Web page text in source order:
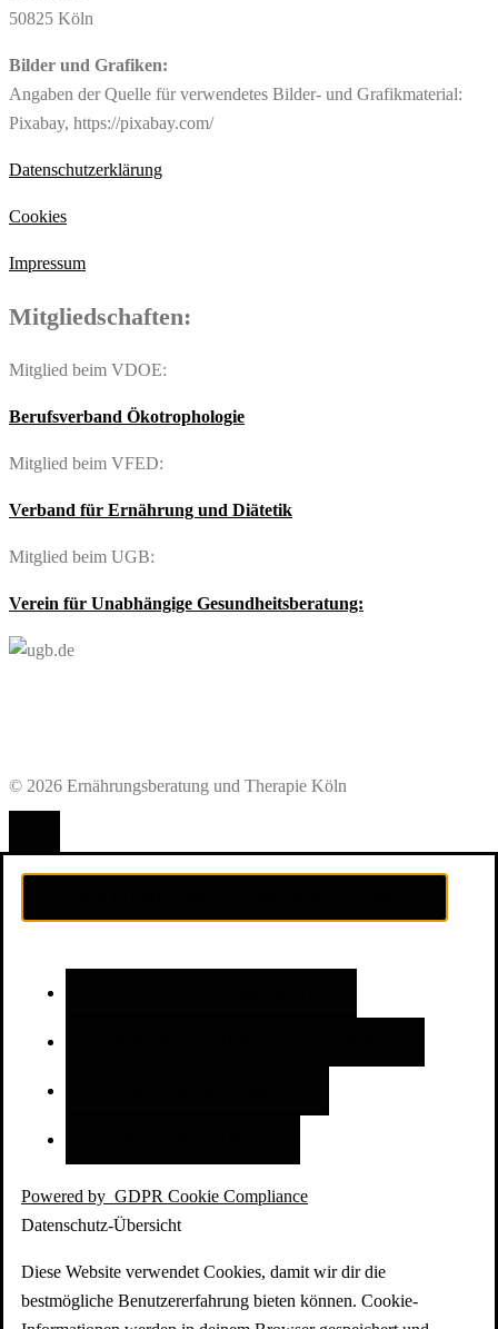
50825 Köln
Bilder und Grafiken:
Angaben der Quelle für verwendetes Bilder- und Grafikmaterial:
Pixabay, https://pixabay.com/
Datenschutzerklärung
Cookies
Impressum
Mitgliedschaften:
Mitglied beim VDOE:
Berufsverband Ökotrophologie
Mitglied beim VFED:
Verband für Ernährung und Diätetik
Mitglied beim UGB:
Verein für Unabhängige Gesundheitsberatung:
© 2026 Ernährungsberatung und Therapie Köln
Powered by GDPR Cookie Compliance
Datenschutz-Übersicht
Diese Website verwendet Cookies, damit wir dir die
bestmögliche Benutzererfahrung bieten können. Cookie-